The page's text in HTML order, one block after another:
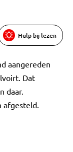
Hulp bij lezen
aangereden
Dat
daar.
afgesteld.